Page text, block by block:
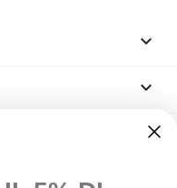


